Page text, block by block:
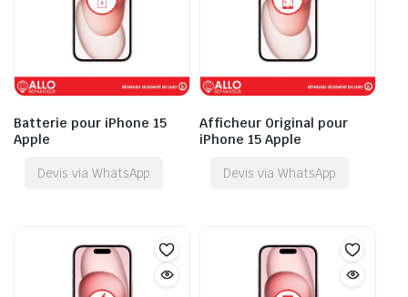
Batterie pour iPhone 15
Apple
Devis via WhatsApp
Afficheur Original pour
iPhone 15 Apple
Devis via WhatsApp